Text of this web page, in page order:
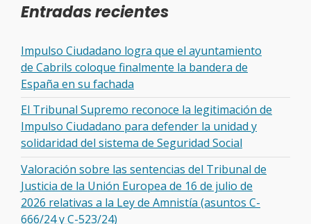
Entradas recientes
Impulso Ciudadano logra que el ayuntamiento
de Cabrils coloque finalmente la bandera de
España en su fachada
El Tribunal Supremo reconoce la legitimación de
Impulso Ciudadano para defender la unidad y
solidaridad del sistema de Seguridad Social
Valoración sobre las sentencias del Tribunal de
Justicia de la Unión Europea de 16 de julio de
2026 relativas a la Ley de Amnistía (asuntos C-
666/24 y C-523/24)